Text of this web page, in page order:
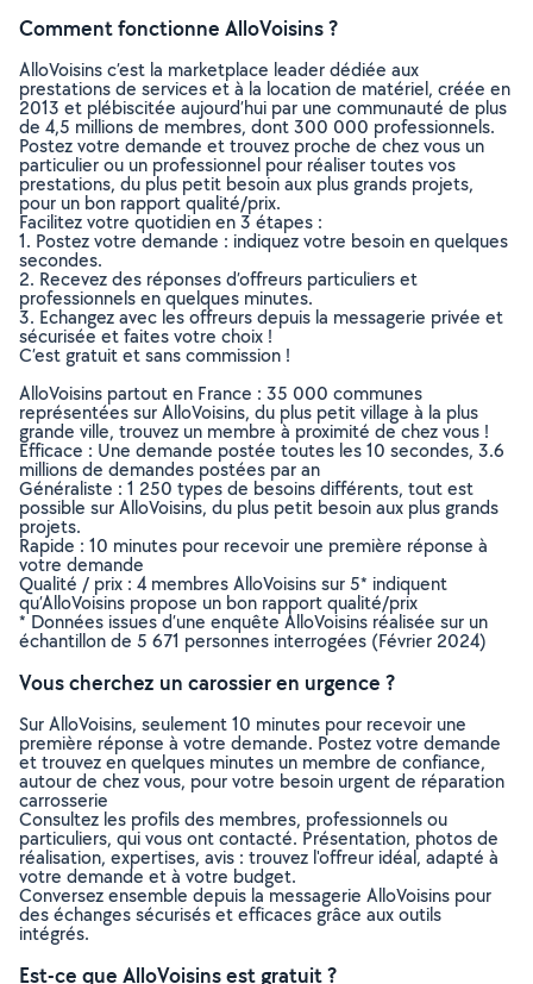
Comment fonctionne AlloVoisins ?
AlloVoisins c’est la marketplace leader dédiée aux
prestations de services et à la location de matériel, créée en
2013 et plébiscitée aujourd’hui par une communauté de plus
de 4,5 millions de membres, dont 300 000 professionnels.
Postez votre demande et trouvez proche de chez vous un
particulier ou un professionnel pour réaliser toutes vos
prestations, du plus petit besoin aux plus grands projets,
pour un bon rapport qualité/prix.
Facilitez votre quotidien en 3 étapes :
1. Postez votre demande : indiquez votre besoin en quelques
secondes.
2. Recevez des réponses d’offreurs particuliers et
professionnels en quelques minutes.
3. Echangez avec les offreurs depuis la messagerie privée et
sécurisée et faites votre choix !
C’est gratuit et sans commission !
AlloVoisins partout en France : 35 000 communes
représentées sur AlloVoisins, du plus petit village à la plus
grande ville, trouvez un membre à proximité de chez vous !
Efficace : Une demande postée toutes les 10 secondes, 3.6
millions de demandes postées par an
Généraliste : 1 250 types de besoins différents, tout est
possible sur AlloVoisins, du plus petit besoin aux plus grands
projets.
Rapide : 10 minutes pour recevoir une première réponse à
votre demande
Qualité / prix : 4 membres AlloVoisins sur 5* indiquent
qu’AlloVoisins propose un bon rapport qualité/prix
* Données issues d’une enquête AlloVoisins réalisée sur un
échantillon de 5 671 personnes interrogées (Février 2024)
Vous cherchez un carossier en urgence ?
Sur AlloVoisins, seulement 10 minutes pour recevoir une
première réponse à votre demande. Postez votre demande
et trouvez en quelques minutes un membre de confiance,
autour de chez vous, pour votre besoin urgent de réparation
carrosserie
Consultez les profils des membres, professionnels ou
particuliers, qui vous ont contacté. Présentation, photos de
réalisation, expertises, avis : trouvez l'offreur idéal, adapté à
votre demande et à votre budget.
Conversez ensemble depuis la messagerie AlloVoisins pour
des échanges sécurisés et efficaces grâce aux outils
intégrés.
Est-ce que AlloVoisins est gratuit ?